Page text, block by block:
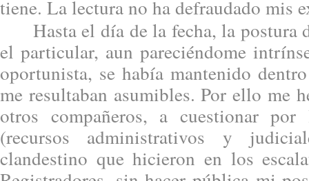
tiene. La lectura no ha defraudado mis
Hasta el día de la fecha, la postura
el particular, aun pareciéndome
oportunista, se había mantenido
me resultaban asumibles. Por ello me
otros compañeros, a cuestionar por
(recursos administrativos y
clandestino que hicieron en los